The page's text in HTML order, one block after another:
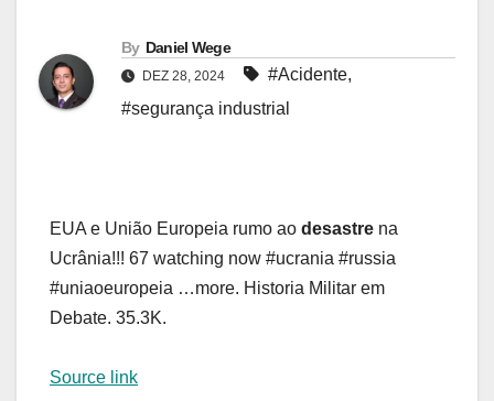
By Daniel Wege
DEZ 28, 2024 #Acidente,
#segurança industrial
EUA e União Europeia rumo ao desastre na
Ucrânia!!! 67 watching now #ucrania #russia
#uniaoeuropeia …more. Historia Militar em
Debate. 35.3K.
Source link